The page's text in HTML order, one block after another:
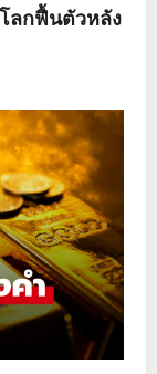
ลกฟื้นตัวหลัง